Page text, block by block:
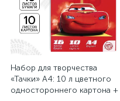
Набор для творчества
«Тачки» А4: 10 л цветного
одностороннего картона +